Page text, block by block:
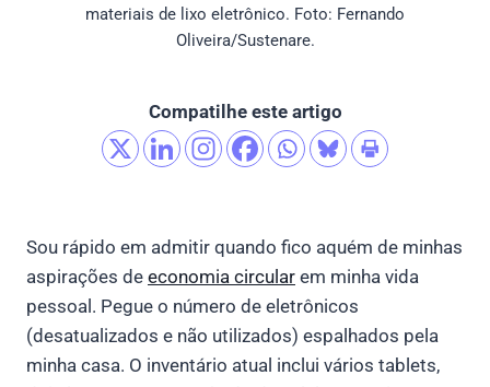
materiais de lixo eletrônico. Foto: Fernando
Oliveira/Sustenare.
Compatilhe este artigo
Sou rápido em admitir quando fico aquém de minhas
aspirações de economia circular em minha vida
pessoal. Pegue o número de eletrônicos
(desatualizados e não utilizados) espalhados pela
minha casa. O inventário atual inclui vários tablets,